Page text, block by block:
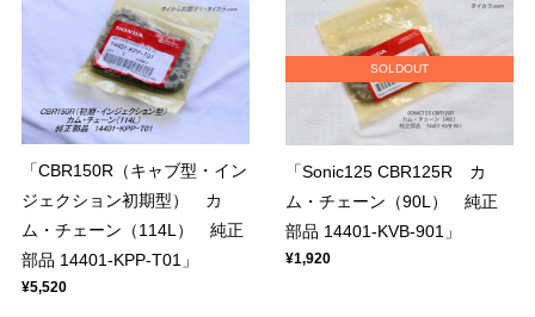
「CBR150R（キャブ型・イン
ジェクション初期型） カ
ム・チェーン（114L） 純正
部品 14401-KPP-T01」
¥5,520
SOLDOUT
「Sonic125 CBR125R カ
ム・チェーン（90L） 純正
部品 14401-KVB-901」
¥1,920